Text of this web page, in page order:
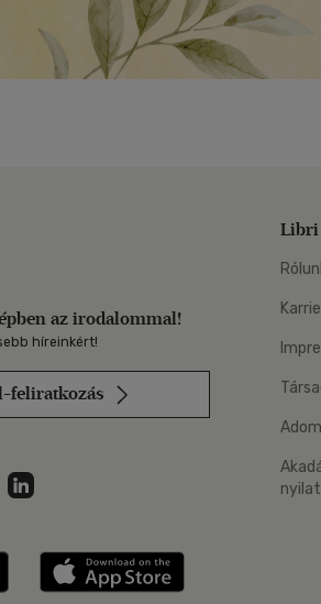
az irodalommal!
híreinkért!
feliratkozás
on
az Instagramon
Libri a LinkedInen
Libri applikáció Szerezd meg: Google
Libri